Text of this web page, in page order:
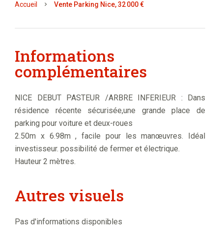
Accueil Vente Parking Nice, 32 000 €
Informations
complémentaires
NICE DEBUT PASTEUR /ARBRE INFERIEUR : Dans
résidence récente sécurisée,une grande place de
parking pour voiture et deux-roues
2.50m x 6.98m , facile pour les manœuvres. Idéal
investisseur. possibilité de fermer et électrique.
Hauteur 2 mètres.
Autres visuels
Pas d'informations disponibles